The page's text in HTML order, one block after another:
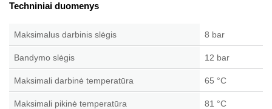
Techniniai duomenys
Maksimalus darbinis slėgis 8 bar
Bandymo slėgis 12 bar
Maksimali darbinė temperatūra 65 °C
Maksimali pikinė temperatūra 81 °C